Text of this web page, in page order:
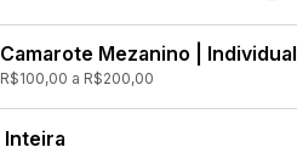
Camarote Mezanino | Individual
R$100,00 a R$200,00
Inteira